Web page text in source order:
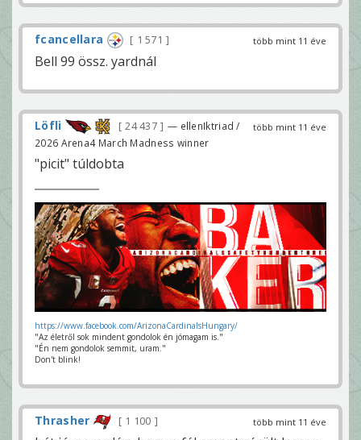
több mint 11 éve
fcancellara 1 571
Bell 99 össz. yardnál
több mint 11 éve
Löfli 24 437
— ellenIktriad /
2026 Arena4 March Madness winner
"picit" túldobta
https://www.facebook.com/ArizonaCardinalsHungary/
"Az életről sok mindent gondolok én jómagam is."
"Én nem gondolok semmit, uram."
Don't blink!
több mint 11 éve
Thrasher 1 100